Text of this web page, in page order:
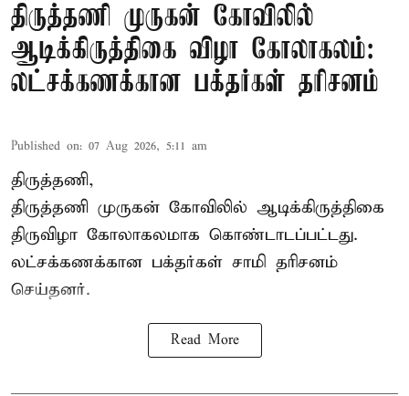
திருத்தணி முருகன் கோவிலில்
ஆடிக்கிருத்திகை விழா கோலாகலம்:
லட்சக்கணக்கான பக்தர்கள் தரிசனம்
Published on: 07 Aug 2026, 5:11 am
திருத்தணி,
திருத்தணி முருகன் கோவிலில் ஆடிக்கிருத்திகை
திருவிழா கோலாகலமாக கொண்டாடப்பட்டது.
லட்சக்கணக்கான பக்தர்கள் சாமி தரிசனம்
செய்தனர்.
Read More